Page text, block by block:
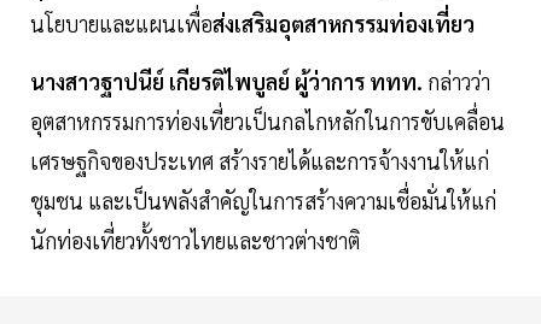
นโยบายและแผนเพื่อส่งเสริมอุตสาหกรรมท่องเที่ยว
นางสาวฐาปนีย์ เกียรติไพบูลย์ ผู้ว่าการ ททท. กล่าวว่า
อุตสาหกรรมการท่องเที่ยวเป็นกลไกหลักในการขับเคลื่อน
เศรษฐกิจของประเทศ สร้างรายได้และการจ้างงานให้แก่
ชุมชน และเป็นพลังสำคัญในการสร้างความเชื่อมั่นให้แก่
นักท่องเที่ยวทั้งชาวไทยและชาวต่างชาติ